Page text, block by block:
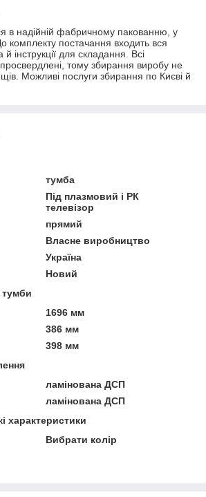
в надійній фабричному пакованню, у
комплекту постачання входить вся
інструкції для складання. Всі
просвердлені, тому збирання виробу не
Можливі послуги збирання по Києві й
тумба
Під плазмовий і РК
телевізор
прямий
Власне виробництво
Україна
Новий
тумби
1696 мм
386 мм
398 мм
ламінована ДСП
ламінована ДСП
характеристики
Вибрати колір